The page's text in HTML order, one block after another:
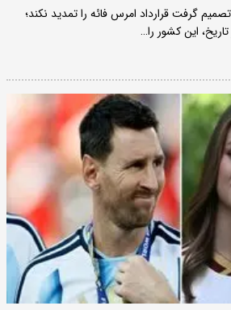
گرفت قرارداد امرس فائه را تمدید نکند؛
این کشور را…